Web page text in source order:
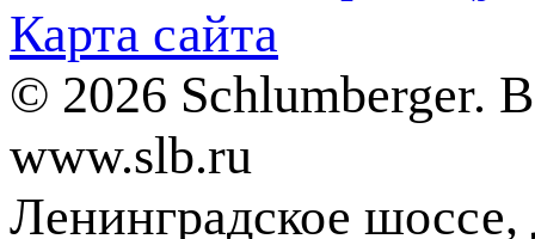
Карта сайта
© 2026 Schlumberger.
www.slb.ru
Ленинградское